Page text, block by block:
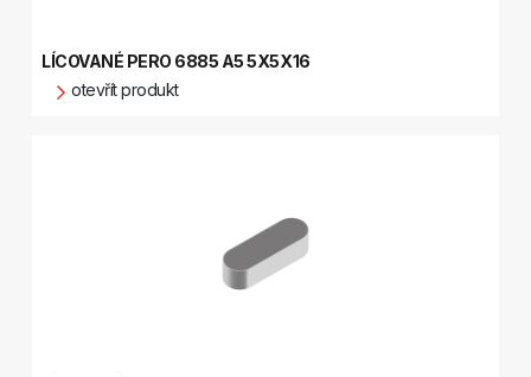
LÍCOVANÉ PERO 6885 A5 5X5X16
otevřít produkt